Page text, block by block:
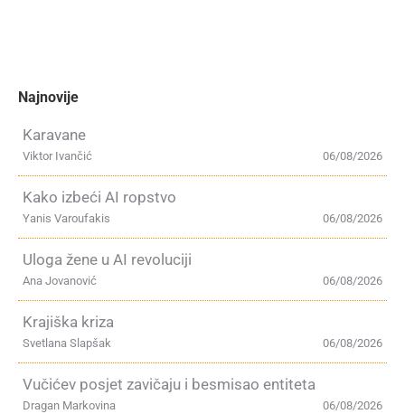
Najnovije
Karavane
06/08/2026
Viktor Ivančić
Kako izbeći AI ropstvo
06/08/2026
Yanis Varoufakis
Uloga žene u AI revoluciji
06/08/2026
Ana Jovanović
Krajiška kriza
06/08/2026
Svetlana Slapšak
Vučićev posjet zavičaju i besmisao entiteta
06/08/2026
Dragan Markovina